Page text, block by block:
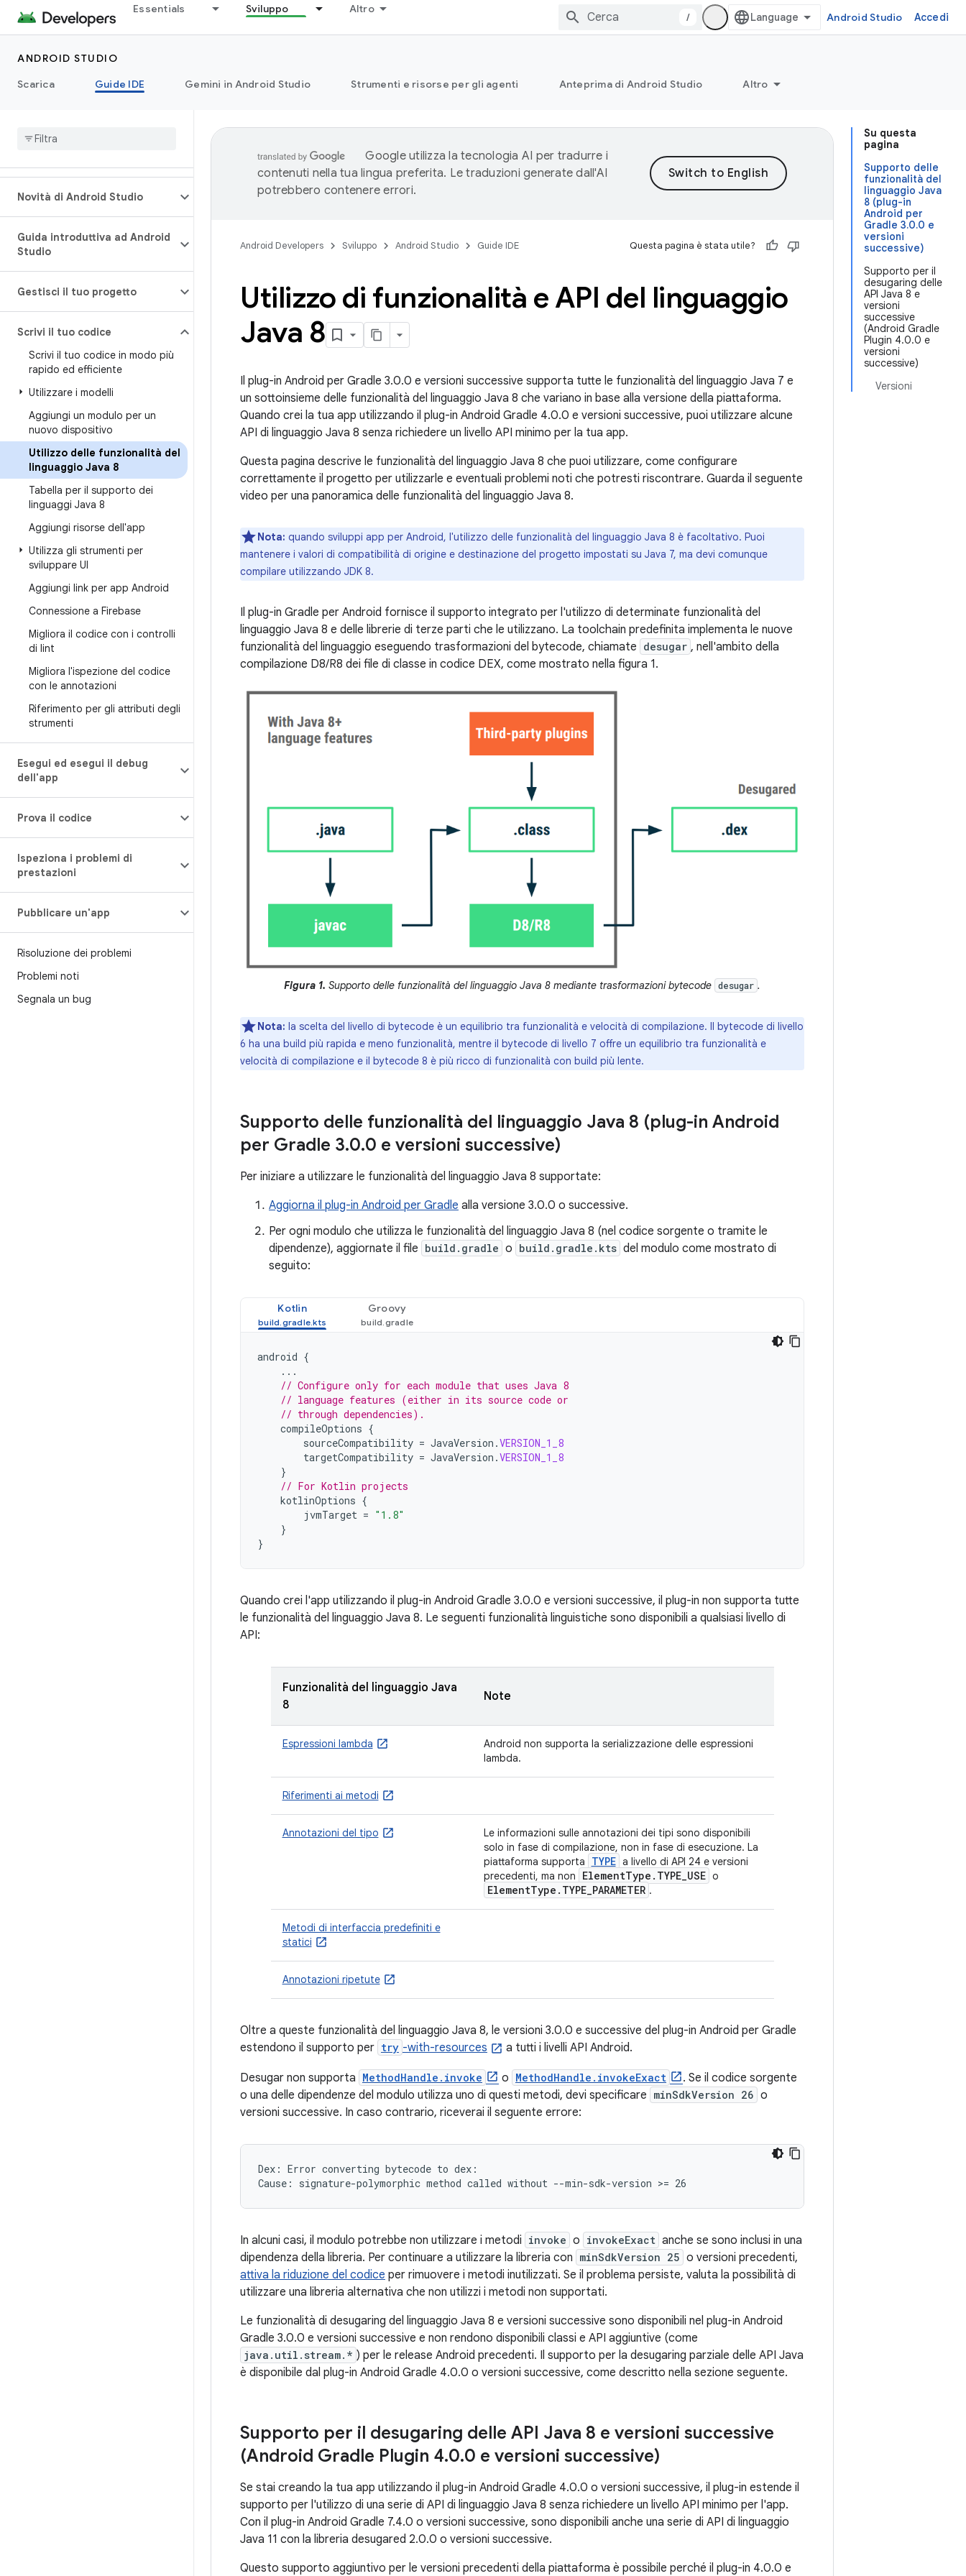
Essentials Sviluppo Altro
/ Android Studio Accedi
ANDROID STUDIO
Scarica
Guide IDE Gemini in Android Studio Strumenti e risorse per gli agenti Anteprima di Android Studio Altro
Novità di Android Studio
Guida introduttiva ad Android
Studio
Gestisci il tuo progetto
Scrivi il tuo codice
Scrivi il tuo codice in modo più
rapido ed efficiente
Utilizzare i modelli
Aggiungi un modulo per un
nuovo dispositivo
Utilizzo delle funzionalità del
linguaggio Java 8
Tabella per il supporto dei
linguaggi Java 8
Aggiungi risorse dell'app
Utilizza gli strumenti per
sviluppare UI
Aggiungi link per app Android
Connessione a Firebase
Migliora il codice con i controlli
di lint
Migliora l'ispezione del codice
con le annotazioni
Riferimento per gli attributi degli
strumenti
Esegui ed esegui il debug
dell'app
Prova il codice
Ispeziona i problemi di
prestazioni
Pubblicare un'app
Risoluzione dei problemi
Problemi noti
Segnala un bug
Su questa
pagina
Supporto delle
funzionalità del
linguaggio Java
8 (plug-in
Android per
Gradle 3.0.0 e
versioni
successive)
Supporto per il
desugaring delle
API Java 8 e
versioni
successive
(Android Gradle
Plugin 4.0.0 e
versioni
successive)
Versioni
Google utilizza la tecnologia AI per tradurre i
contenuti nella tua lingua preferita. Le traduzioni generate dall'AI
potrebbero contenere errori.
Android Developers Sviluppo Android Studio Guide IDE Questa pagina è stata utile?
Utilizzo di funzionalità e API del linguaggio
Java 8
Il plug-in Android per Gradle 3.0.0 e versioni successive supporta tutte le funzionalità del linguaggio Java 7 e
un sottoinsieme delle funzionalità del linguaggio Java 8 che variano in base alla versione della piattaforma.
Quando crei la tua app utilizzando il plug-in Android Gradle 4.0.0 e versioni successive, puoi utilizzare alcune
API di linguaggio Java 8 senza richiedere un livello API minimo per la tua app.
Questa pagina descrive le funzionalità del linguaggio Java 8 che puoi utilizzare, come configurare
correttamente il progetto per utilizzarle e eventuali problemi noti che potresti riscontrare. Guarda il seguente
video per una panoramica delle funzionalità del linguaggio Java 8.
Nota: quando sviluppi app per Android, l'utilizzo delle funzionalità del linguaggio Java 8 è facoltativo. Puoi
mantenere i valori di compatibilità di origine e destinazione del progetto impostati su Java 7, ma devi comunque
compilare utilizzando JDK 8.
Il plug-in Gradle per Android fornisce il supporto integrato per l'utilizzo di determinate funzionalità del
linguaggio Java 8 e delle librerie di terze parti che le utilizzano. La toolchain predefinita implementa le nuove
funzionalità del linguaggio eseguendo trasformazioni del bytecode, chiamate desugar , nell'ambito della
compilazione D8/R8 dei file di classe in codice DEX, come mostrato nella figura 1.
Figura 1. Supporto delle funzionalità del linguaggio Java 8 mediante trasformazioni bytecode desugar .
Nota: la scelta del livello di bytecode è un equilibrio tra funzionalità e velocità di compilazione. Il bytecode di livello
6 ha una build più rapida e meno funzionalità, mentre il bytecode di livello 7 offre un equilibrio tra funzionalità e
velocità di compilazione e il bytecode 8 è più ricco di funzionalità con build più lente.
Supporto delle funzionalità del linguaggio Java 8 (plug-in Android
per Gradle 3.0.0 e versioni successive)
Per iniziare a utilizzare le funzionalità del linguaggio Java 8 supportate:
Aggiorna il plug-in Android per Gradle alla versione 3.0.0 o successive.
Per ogni modulo che utilizza le funzionalità del linguaggio Java 8 (nel codice sorgente o tramite le
dipendenze), aggiornate il file build.gradle o build.gradle.kts del modulo come mostrato di
seguito:
Kotlin Groovy
android {
...
// Configure only for each module that uses Java 8
// language features (either in its source code or
// through dependencies).
compileOptions {
sourceCompatibility = JavaVersion .VERSION_1_8
targetCompatibility = JavaVersion .VERSION_1_8
}
// For Kotlin projects
kotlinOptions {
jvmTarget = "1.8"
}
}
Quando crei l'app utilizzando il plug-in Android Gradle 3.0.0 e versioni successive, il plug-in non supporta tutte
le funzionalità del linguaggio Java 8. Le seguenti funzionalità linguistiche sono disponibili a qualsiasi livello di
API:
Funzionalità del linguaggio Java
8
Note
Espressioni lambda
Android non supporta la serializzazione delle espressioni
lambda.
Riferimenti ai metodi
Annotazioni del tipo
Le informazioni sulle annotazioni dei tipi sono disponibili
solo in fase di compilazione, non in fase di esecuzione. La
piattaforma supporta
TYPE a livello di API 24 e versioni
precedenti, ma non
ElementType . TYPE_USE o
ElementType . TYPE_PARAMETER .
Metodi di interfaccia predefiniti e
statici
Annotazioni ripetute
Oltre a queste funzionalità del linguaggio Java 8, le versioni 3.0.0 e successive del plug-in Android per Gradle
estendono il supporto per try -with-resources a tutti i livelli API Android.
Desugar non supporta MethodHandle.invoke o MethodHandle.invokeExact
. Se il codice sorgente
o una delle dipendenze del modulo utilizza uno di questi metodi, devi specificare minSdkVersion 26 o
versioni successive. In caso contrario, riceverai il seguente errore:
Dex: Error converting bytecode to dex:
In alcuni casi, il modulo potrebbe non utilizzare i metodi invoke o invokeExact anche se sono inclusi in una
dipendenza della libreria. Per continuare a utilizzare la libreria con minSdkVersion 25 o versioni precedenti,
attiva la riduzione del codice per rimuovere i metodi inutilizzati. Se il problema persiste, valuta la possibilità di
utilizzare una libreria alternativa che non utilizzi i metodi non supportati.
Le funzionalità di desugaring del linguaggio Java 8 e versioni successive sono disponibili nel plug-in Android
Gradle 3.0.0 e versioni successive e non rendono disponibili classi e API aggiuntive (come
java.util.stream.* ) per le release Android precedenti. Il supporto per la desugaring parziale delle API Java
è disponibile dal plug-in Android Gradle 4.0.0 o versioni successive, come descritto nella sezione seguente.
Supporto per il desugaring delle API Java 8 e versioni successive
(Android Gradle Plugin 4.0.0 e versioni successive)
Se stai creando la tua app utilizzando il plug-in Android Gradle 4.0.0 o versioni successive, il plug-in estende il
supporto per l'utilizzo di una serie di API di linguaggio Java 8 senza richiedere un livello API minimo per l'app.
Con il plug-in Android Gradle 7.4.0 o versioni successive, sono disponibili anche una serie di API di linguaggio
Java 11 con la libreria desugared 2.0.0 o versioni successive.
Questo supporto aggiuntivo per le versioni precedenti della piattaforma è possibile perché il plug-in 4.0.0 e